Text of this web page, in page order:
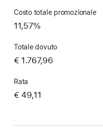
Costo totale promozionale
11,57%
Totale dovuto
€ 1.767,96
Rata
€ 49,11